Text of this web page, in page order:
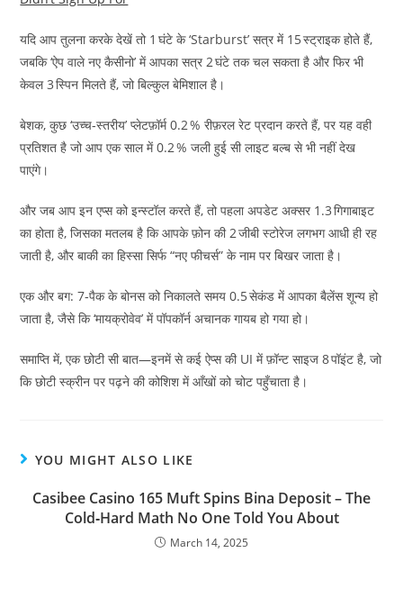
यदि आप तुलना करके देखें तो 1 घंटे के ‘Starburst’ सत्र में 15 स्ट्राइक होते हैं,
जबकि ‘ऐप वाले नए कैसीनो’ में आपका सत्र 2 घंटे तक चल सकता है और फिर भी
केवल 3 स्पिन मिलते हैं, जो बिल्कुल बेमिशाल है।
बेशक, कुछ ‘उच्च‑स्तरीय’ प्लेटफ़ॉर्म 0.2 % रीफ़रल रेट प्रदान करते हैं, पर यह वही
प्रतिशत है जो आप एक साल में 0.2 % जली हुई सी लाइट बल्ब से भी नहीं देख
पाएंगे।
और जब आप इन एप्स को इन्स्टॉल करते हैं, तो पहला अपडेट अक्सर 1.3 गिगाबाइट
का होता है, जिसका मतलब है कि आपके फ़ोन की 2 जीबी स्टोरेज लगभग आधी ही रह
जाती है, और बाकी का हिस्सा सिर्फ “नए फीचर्स” के नाम पर बिखर जाता है।
एक और बग: 7‑पैक के बोनस को निकालते समय 0.5 सेकंड में आपका बैलेंस शून्य हो
जाता है, जैसे कि ‘मायक्रोवेव’ में पॉपकॉर्न अचानक गायब हो गया हो।
समाप्ति में, एक छोटी सी बात—इनमें से कई ऐप्स की UI में फ़ॉन्ट साइज 8 पॉइंट है, जो
कि छोटी स्क्रीन पर पढ़ने की कोशिश में आँखों को चोट पहुँचाता है।
YOU MIGHT ALSO LIKE
Casibee Casino 165 Muft Spins Bina Deposit – The
Cold‑Hard Math No One Told You About
March 14, 2025